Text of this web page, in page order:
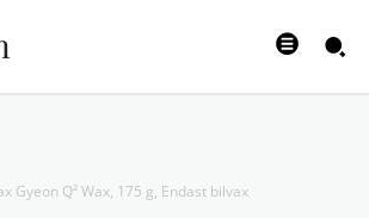
Gyeon Q² Wax, 175 g, Endast bilvax